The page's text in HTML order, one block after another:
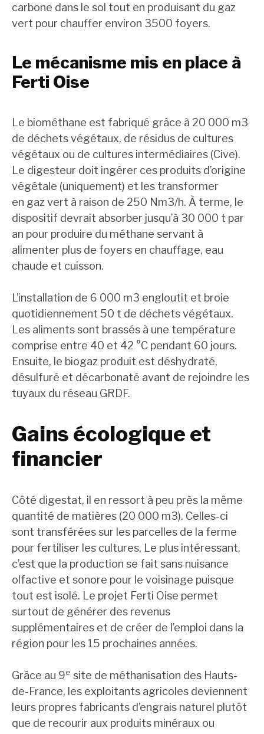
carbone dans le sol tout en produisant du gaz
vert pour chauffer environ 3500 foyers.
Le mécanisme mis en place à
Ferti Oise
Le biométhane est fabriqué grâce à 20 000 m3
de déchets végétaux, de résidus de cultures
végétaux ou de cultures intermédiaires (Cive).
Le digesteur doit ingérer ces produits d’origine
végétale (uniquement) et les transformer
en gaz vert à raison de 250 Nm3/h. À terme, le
dispositif devrait absorber jusqu’à 30 000 t par
an pour produire du méthane servant à
alimenter plus de foyers en chauffage, eau
chaude et cuisson.
L’installation de 6 000 m3 engloutit et broie
quotidiennement 50 t de déchets végétaux.
Les aliments sont brassés à une température
comprise entre 40 et 42 °C pendant 60 jours.
Ensuite, le biogaz produit est déshydraté,
désulfuré et décarbonaté avant de rejoindre les
tuyaux du réseau GRDF.
Gains écologique et
financier
Côté digestat, il en ressort à peu près la même
quantité de matières (20 000 m3). Celles-ci
sont transférées sur les parcelles de la ferme
pour fertiliser les cultures. Le plus intéressant,
c’est que la production se fait sans nuisance
olfactive et sonore pour le voisinage puisque
tout est isolé. Le projet Ferti Oise permet
surtout de générer des revenus
supplémentaires et de créer de l’emploi dans la
région pour les 15 prochaines années.
Grâce au 9e site de méthanisation des Hauts-
de-France, les exploitants agricoles deviennent
leurs propres fabricants d’engrais naturel plutôt
que de recourir aux produits minéraux ou